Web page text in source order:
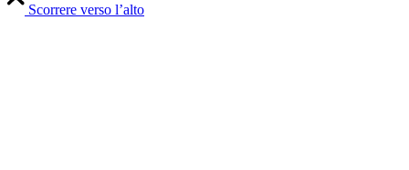
Scorrere verso l’alto